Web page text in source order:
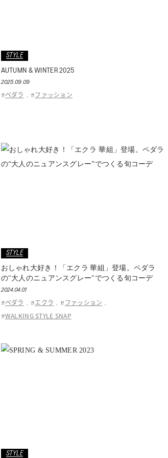
STYLE
AUTUMN & WINTER 2025
2025.09.09
# ペダラ , # ファッション
STYLE
おしゃれ大好き！「エクラ 華組」登場。ペダラ
の“大人のニュアンスグレー”でつくる旬コーデ
2024.04.01
# ペダラ , # エクラ , # ファッション ,
#WALKING STYLE SNAP
STYLE